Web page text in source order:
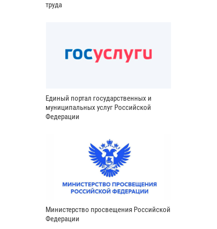
труда
Единый портал государственных и
муниципальных услуг Российской
Федерации
Министерство просвещения Российской
Федерации